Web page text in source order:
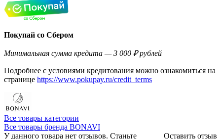
Покупай со Сбером
Минимальная сумма кредита — 3 000 ₽ рублей
Подробнее с условиями кредитования можно ознакомиться на
странице https://www.pokupay.ru/credit_terms
Все товары категории
Все товары бренда BONAVI
Оставить отзыв
У данного товара нет отзывов. Станьте